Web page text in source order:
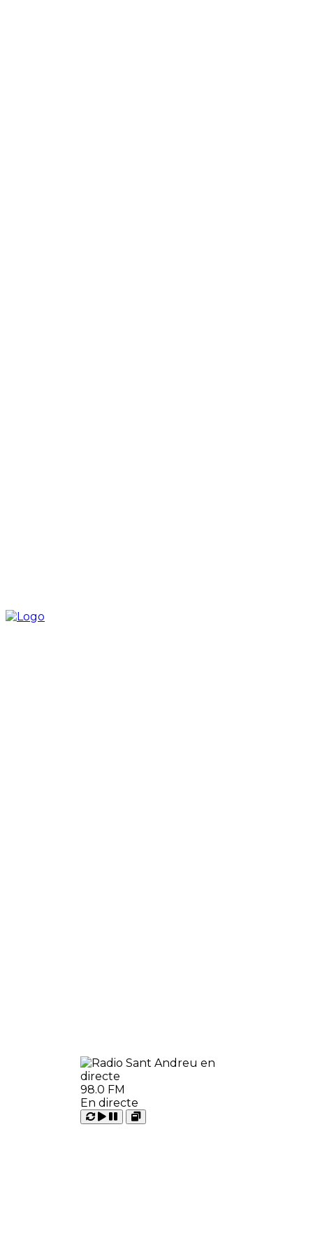
98.0 FM
En directe
Carregant
Reproduir
Pausar
Open